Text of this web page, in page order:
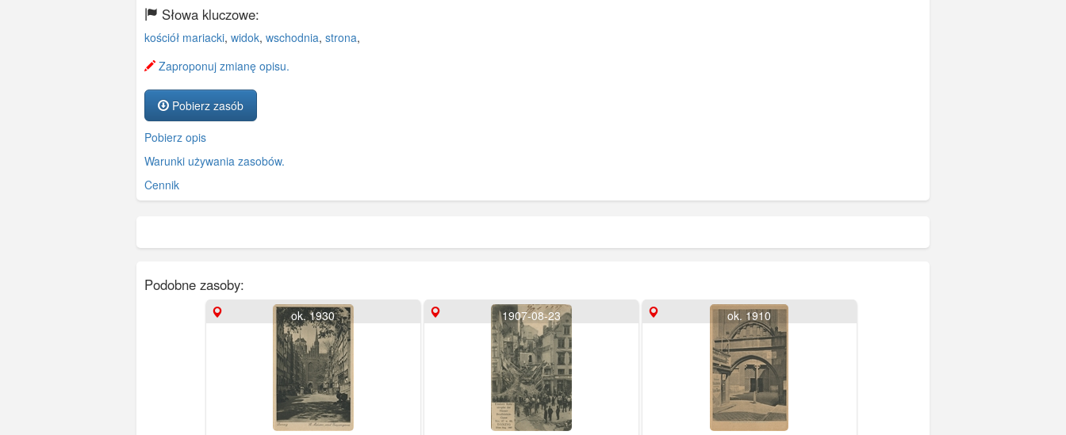
Słowa kluczowe:
kościół mariacki, widok, wschodnia, strona,
Zaproponuj zmianę opisu.
Pobierz zasób
Pobierz opis
Warunki używania zasobów.
Cennik
Podobne zasoby:
ok. 1930 1907-08-23 ok. 1910